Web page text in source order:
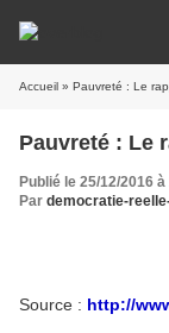
Accueil » Pauvreté : Le
Pauvreté : Le
Publié le 25/12/2016
Par democratie-
Source : http://